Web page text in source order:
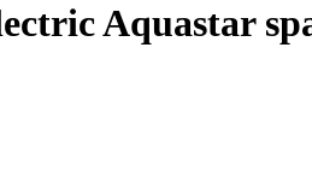
Aquastar